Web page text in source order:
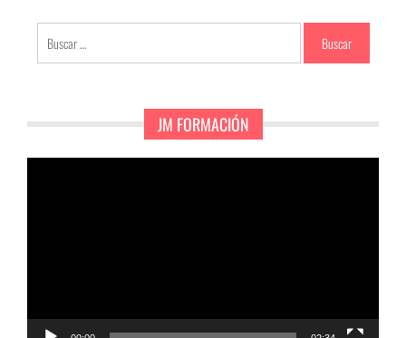
Buscar:
JM FORMACIÓN